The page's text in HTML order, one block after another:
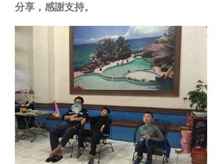
分享，感謝支持。